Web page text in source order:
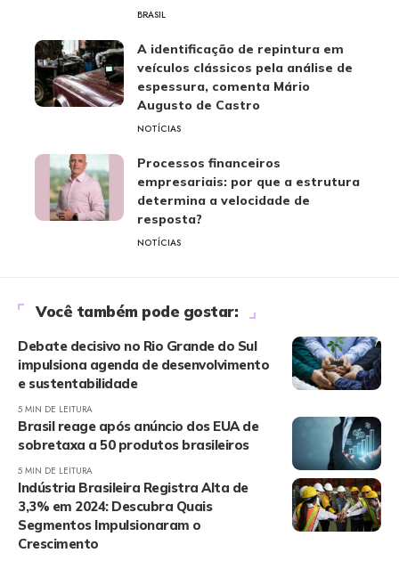
BRASIL
A identificação de repintura em
veículos clássicos pela análise de
espessura, comenta Mário
Augusto de Castro
NOTÍCIAS
Processos financeiros
empresariais: por que a estrutura
determina a velocidade de
resposta?
NOTÍCIAS
Você também pode gostar:
Debate decisivo no Rio Grande do Sul
impulsiona agenda de desenvolvimento
e sustentabilidade
5 MIN DE LEITURA
Brasil reage após anúncio dos EUA de
sobretaxa a 50 produtos brasileiros
5 MIN DE LEITURA
Indústria Brasileira Registra Alta de
3,3% em 2024: Descubra Quais
Segmentos Impulsionaram o
Crescimento